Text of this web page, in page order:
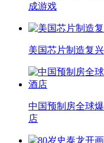
成游戏
美国芯片制造复
中国预制房全球
店